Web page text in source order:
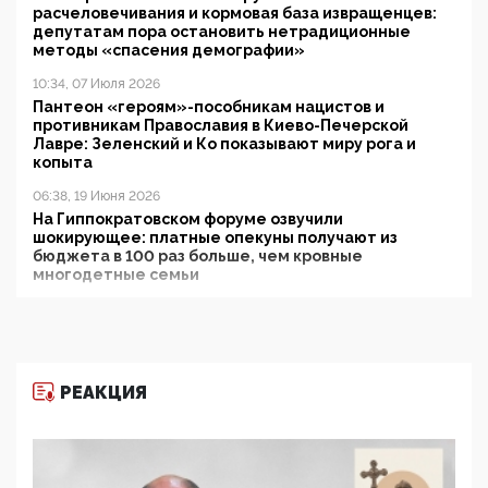
расчеловечивания и кормовая база извращенцев:
депутатам пора остановить нетрадиционные
методы «спасения демографии»
10:34, 07 Июля 2026
Пантеон «героям»-пособникам нацистов и
противникам Православия в Киево-Печерской
Лавре: Зеленский и Ко показывают миру рога и
копыта
06:38, 19 Июня 2026
На Гиппократовском форуме озвучили
шокирующее: платные опекуны получают из
бюджета в 100 раз больше, чем кровные
многодетные семьи
11:53, 09 Июня 2026
деятельность ИИТО ЮНЕСКО в России, но
цифроглобалисты продолжают определять
повестку в образовании
РЕАКЦИЯ